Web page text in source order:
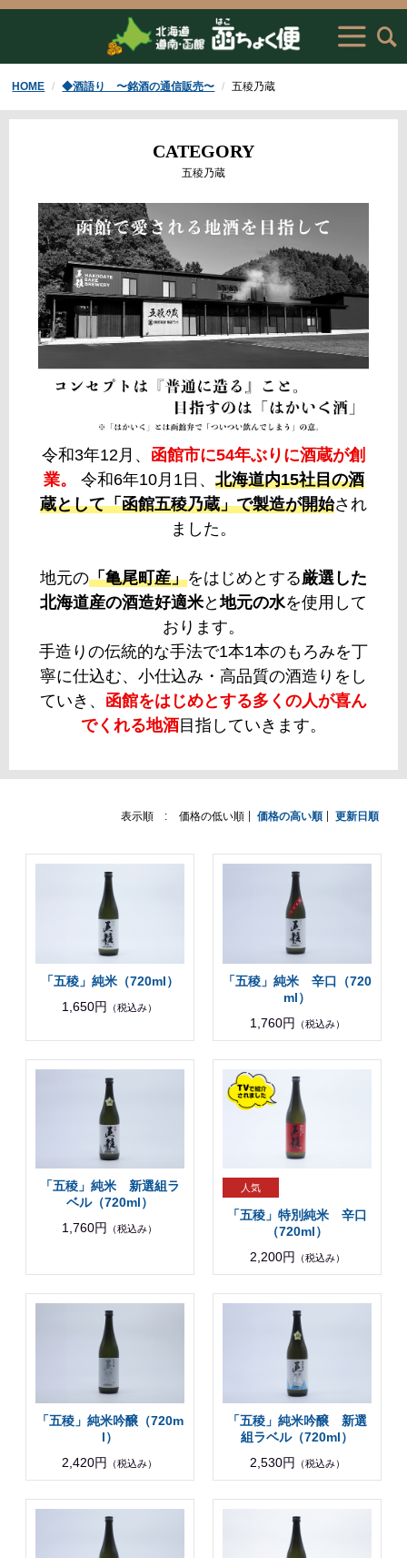
HOME ◆酒語り 〜銘酒の通信販売〜 五稜乃蔵
CATEGORY
五稜乃蔵
令和3年12月、 函館市に54年ぶりに酒蔵が創
業。
令和6年10月1日、 北海道内15社目の酒
蔵として「函館五稜乃蔵」で製造が開始され
ました。
地元の「亀尾町産」をはじめとする厳選した
北海道産の酒造好適米と地元の水を使用して
おります。
手造りの伝統的な手法で1本1本のもろみを丁
寧に仕込む、小仕込み・高品質の酒造りをし
ていき、 函館をはじめとする多くの人が喜ん
でくれる地酒目指していきます。
表示順 : 価格の低い順 価格の高い順 更新日順
「五稜」純米（720ml）
1,650円
（税込み）
「五稜」純米 辛口（720
ml）
1,760円 （税込み）
「五稜」純米 新選組ラ
ベル（720ml）
1,760円
（税込み）
「五稜」特別純米 辛口
（720ml）
2,200円
（税込み）
「五稜」純米吟醸（720m
l）
2,420円
（税込み）
「五稜」純米吟醸 新選
組ラベル（720ml）
2,530円
（税込み）